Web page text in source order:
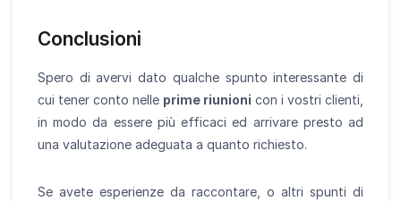
Conclusioni
Spero di avervi dato qualche spunto interessante di
cui tener conto nelle prime riunioni con i vostri clienti,
in modo da essere più efficaci ed arrivare presto ad
una valutazione adeguata a quanto richiesto.
Se avete esperienze da raccontare, o altri spunti di